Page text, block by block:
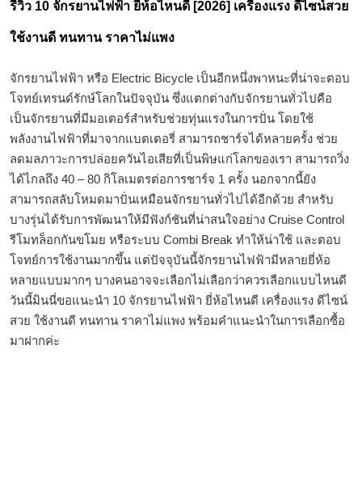
รีวิว 10 จักรยานไฟฟ้า ยี่ห้อไหนดี [2026] เครื่องแรง ดีไซน์สวย
ใช้งานดี ทนทาน ราคาไม่แพง
จักรยานไฟฟ้า หรือ Electric Bicycle เป็นอีกหนึ่งพาหนะที่น่าจะตอบ
โจทย์เทรนด์รักษ์โลกในปัจจุบัน ซึ่งแตกต่างกับจักรยานทั่วไปคือ
เป็นจักรยานที่มีมอเตอร์สำหรับช่วยทุ่นแรงในการปั่น โดยใช้
พลังงานไฟฟ้าที่มาจากแบตเตอรี่ สามารถชาร์จได้หลายครั้ง ช่วย
ลดมลภาวะการปล่อยควันไอเสียที่เป็นพิษแก่โลกของเรา สามารถวิ่ง
ได้ไกลถึง 40 – 80 กิโลเมตรต่อการชาร์จ 1 ครั้ง นอกจากนี้ยัง
สามารถสลับโหมดมาปั่นเหมือนจักรยานทั่วไปได้อีกด้วย สำหรับ
บางรุ่นได้รับการพัฒนาให้มีฟังก์ชันที่น่าสนใจอย่าง Cruise Control
รีโมทล็อกกันขโมย หรือระบบ Combi Break ทำให้น่าใช้ และตอบ
โจทย์การใช้งานมากขึ้น แต่ปัจจุบันนี้จักรยานไฟฟ้ามีหลายยี่ห้อ
หลายแบบมากๆ บางคนอาจจะเลือกไม่เลือกว่าควรเลือกแบบไหนดี
วันนี้มินนี่ขอแนะนำ 10 จักรยานไฟฟ้า ยี่ห้อไหนดี เครื่องแรง ดีไซน์
สวย ใช้งานดี ทนทาน ราคาไม่แพง พร้อมคำแนะนำในการเลือกซื้อ
มาฝากค่ะ